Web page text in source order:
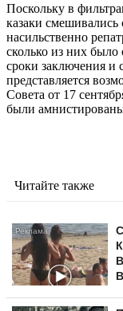
Поскольку в
казаки
насильственно
сколько из них
сроки заключения и
представляется
Совета от 17
были
Читайте также